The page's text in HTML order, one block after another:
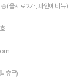
(을지로 2가, 파인에비뉴)
휴무)